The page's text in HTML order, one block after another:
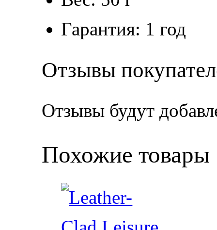
Гарантия: 1 год
Отзывы
Отзывы будут
Похожие товары